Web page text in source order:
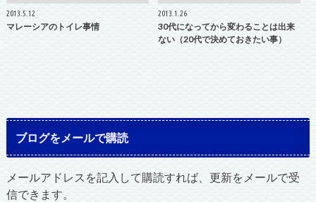
2013.5.12
マレーシアのトイレ事情
2013.1.26
30代になってから変わることは出来
ない（20代で決めておきたい事）
ブログをメールで購読
メールアドレスを記入して購読すれば、更新をメールで受
信できます。